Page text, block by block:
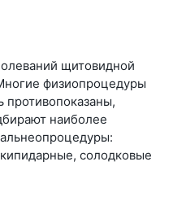
щитовидной
физиопроцедуры
противопоказаны,
наиболее
солодковые